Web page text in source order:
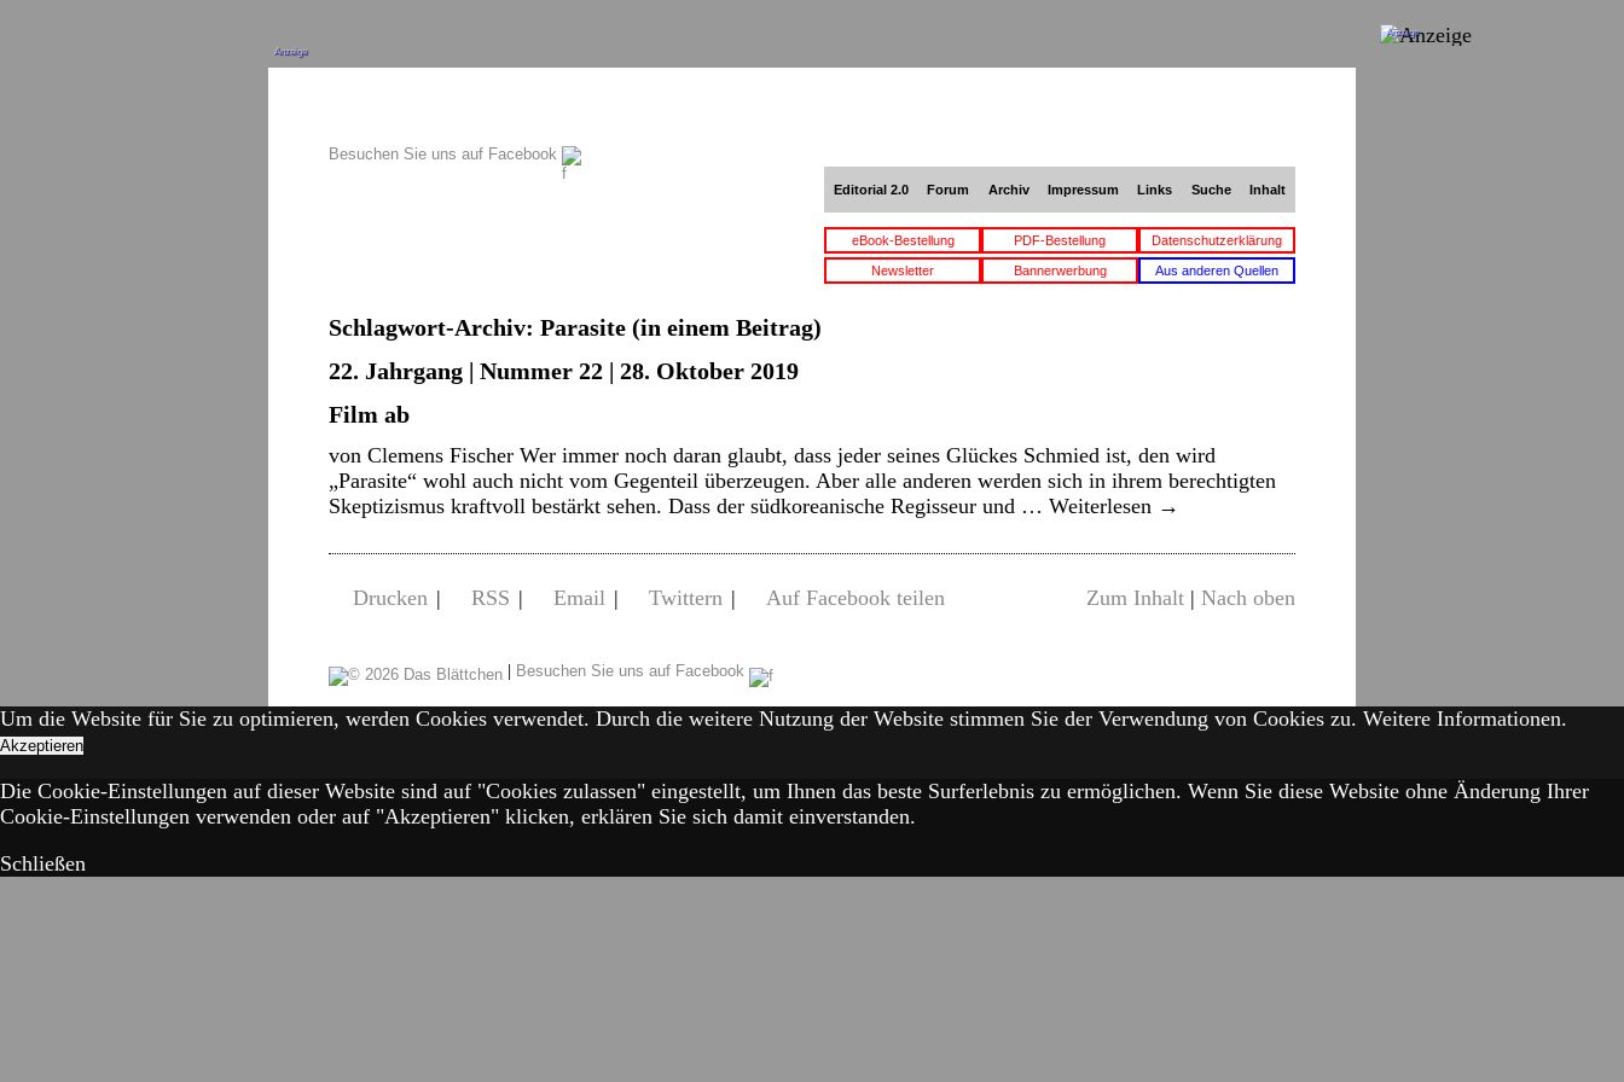
Anzeige
Besuchen Sie uns auf Facebook
Editorial 2.0 Forum Archiv Impressum Links Suche Inhalt
eBook-Bestellung PDF-Bestellung Datenschutzerklärung
Newsletter Bannerwerbung Aus anderen Quellen
Schlagwort-Archiv: Parasite (in einem Beitrag)
22. Jahrgang | Nummer 22 | 28. Oktober 2019
Film ab
von Clemens Fischer Wer immer noch daran glaubt, dass jeder seines Glückes Schmied ist, den wird
„Parasite“ wohl auch nicht vom Gegenteil überzeugen. Aber alle anderen werden sich in ihrem berechtigten
Skeptizismus kraftvoll bestärkt sehen. Dass der südkoreanische Regisseur und … Weiterlesen →
Drucken | RSS | Email | Twittern | Auf Facebook teilen Zum Inhalt | Nach oben
| Besuchen Sie uns auf Facebook
Anzeige
Um die Website für Sie zu optimieren, werden Cookies verwendet. Durch die weitere Nutzung der Website stimmen Sie der Verwendung von Cookies zu. Weitere Informationen.
Akzeptieren
Die Cookie-Einstellungen auf dieser Website sind auf "Cookies zulassen" eingestellt, um Ihnen das beste Surferlebnis zu ermöglichen. Wenn Sie diese Website ohne Änderung Ihrer
Cookie-Einstellungen verwenden oder auf "Akzeptieren" klicken, erklären Sie sich damit einverstanden.
Schließen